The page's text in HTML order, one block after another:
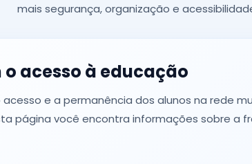
mais segurança, organização e
acesso à educação
e a permanência dos alunos na rede
página você encontra informações sobre a